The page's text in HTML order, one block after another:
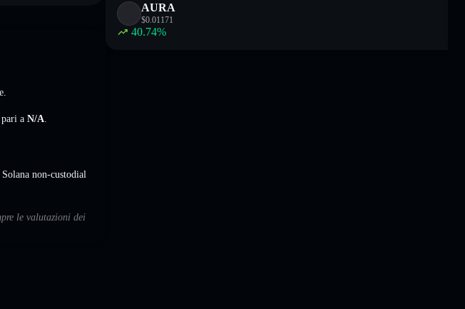
a N/A
non-custodial
le valutazioni dei
AURA
$0.01171
40.74%